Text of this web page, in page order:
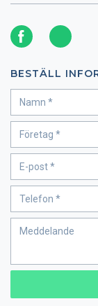
BESTÄLL